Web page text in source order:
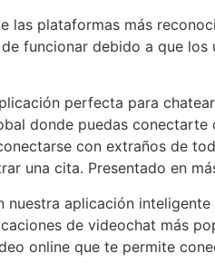
las plataformas más
funcionar debido a que
perfecta para
donde puedas
con extraños de
una cita. Presentado en
nuestra aplicación
de videochat más
online que te permite